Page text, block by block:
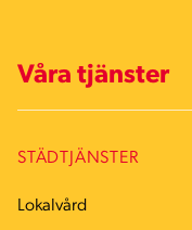
Våra tjänster
STÄDTJÄNSTER
Lokalvård